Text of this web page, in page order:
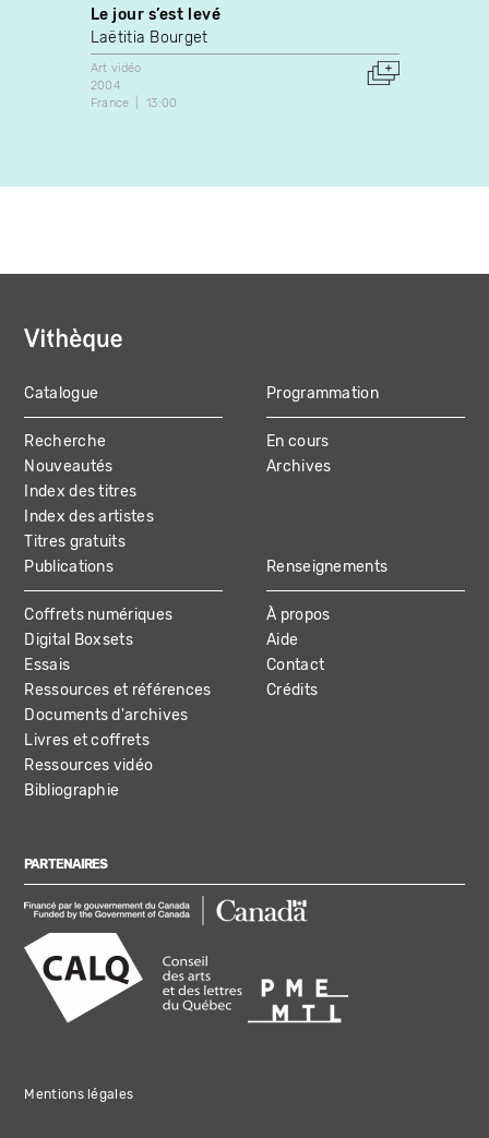
Le jour s’est levé
Laëtitia Bourget
Art vidéo
2004
France
13:00
MAIN
NAVIGATION
Catalogue
Recherche
Nouveautés
Index des titres
Index des artistes
Titres gratuits
Programmation
En cours
Archives
Publications
Coffrets numériques
Digital Boxsets
Essais
Ressources et références
Documents d'archives
Livres et coffrets
Ressources vidéo
Bibliographie
Renseignements
À propos
Aide
Contact
Crédits
PARTENAIRES
Mentions légales